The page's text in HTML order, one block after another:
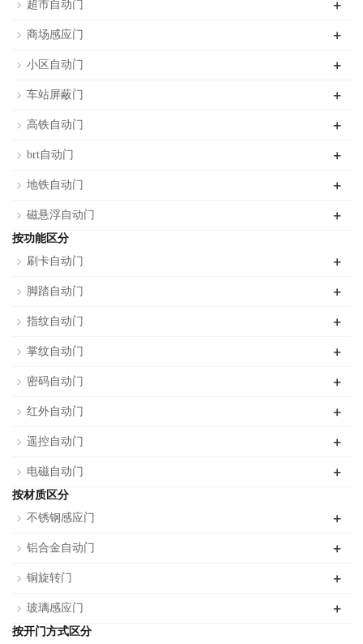
超市自动门 +
商场感应门 +
小区自动门 +
车站屏蔽门 +
高铁自动门 +
brt自动门 +
地铁自动门 +
磁悬浮自动门 +
按功能区分
刷卡自动门
+
脚踏自动门 +
指纹自动门 +
掌纹自动门 +
密码自动门 +
红外自动门 +
遥控自动门 +
电磁自动门 +
按材质区分
不锈钢感应门
+
铝合金自动门 +
铜旋转门 +
玻璃感应门 +
按开门方式区分